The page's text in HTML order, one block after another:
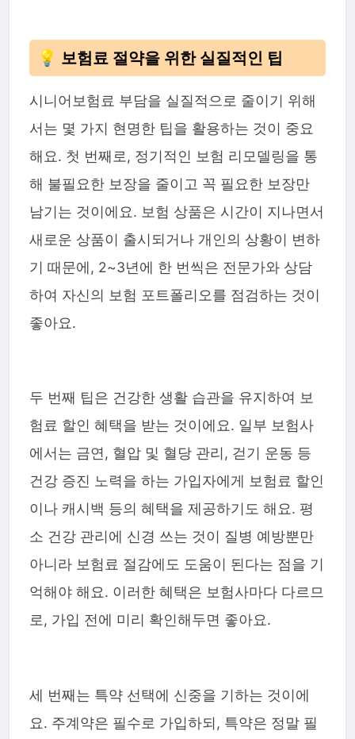
💡 보험료 절약을 위한 실질적인 팁
시니어보험료 부담을 실질적으로 줄이기 위해
서는 몇 가지 현명한 팁을 활용하는 것이 중요
해요. 첫 번째로, 정기적인 보험 리모델링을 통
해 불필요한 보장을 줄이고 꼭 필요한 보장만
남기는 것이에요. 보험 상품은 시간이 지나면서
새로운 상품이 출시되거나 개인의 상황이 변하
기 때문에, 2~3년에 한 번씩은 전문가와 상담
하여 자신의 보험 포트폴리오를 점검하는 것이
좋아요.
두 번째 팁은 건강한 생활 습관을 유지하여 보
험료 할인 혜택을 받는 것이에요. 일부 보험사
에서는 금연, 혈압 및 혈당 관리, 걷기 운동 등
건강 증진 노력을 하는 가입자에게 보험료 할인
이나 캐시백 등의 혜택을 제공하기도 해요. 평
소 건강 관리에 신경 쓰는 것이 질병 예방뿐만
아니라 보험료 절감에도 도움이 된다는 점을 기
억해야 해요. 이러한 혜택은 보험사마다 다르므
로, 가입 전에 미리 확인해두면 좋아요.
세 번째는 특약 선택에 신중을 기하는 것이에
요. 주계약은 필수로 가입하되, 특약은 정말 필